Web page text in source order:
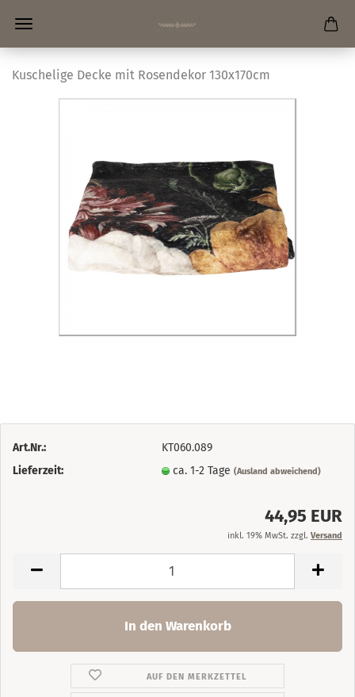
Kuschelige Decke mit Rosendekor 130x170cm
Art.Nr.:
KT060.089
Lieferzeit:
ca. 1-2 Tage(Ausland abweichend)
44,95 EUR
inkl. 19% MwSt. zzgl. Versand
AUF DEN MERKZETTEL